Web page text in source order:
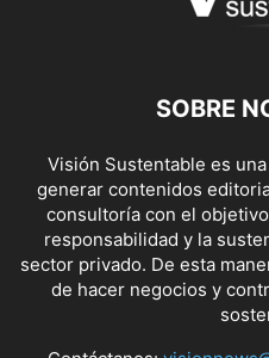
SOBRE
Visión Sustentable es
generar contenidos
consultoría con el
responsabilidad y la
sector privado. De esta
de hacer negocios y